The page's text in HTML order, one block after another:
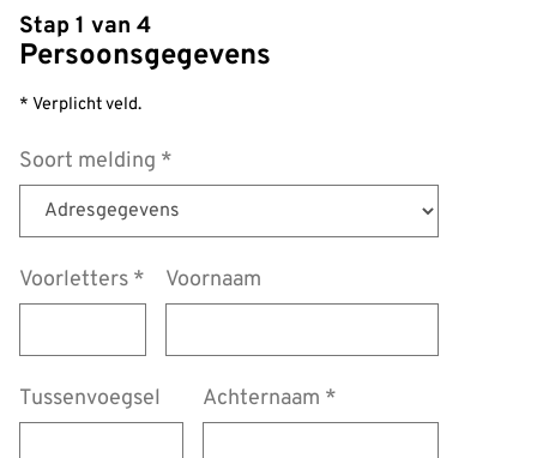
Stap 1 van 4
Persoonsgegevens
* Verplicht veld.
Soort melding *
Voorletters * Voornaam
Tussenvoegsel Achternaam *